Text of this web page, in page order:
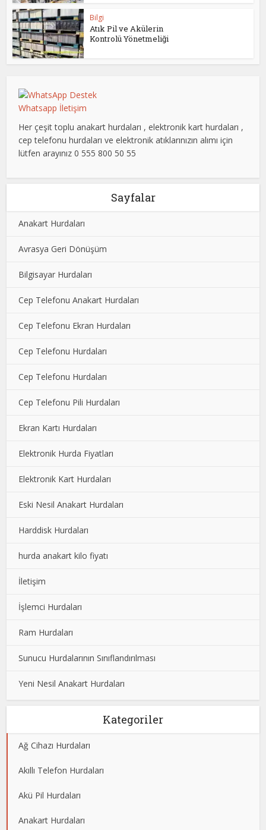
Bilgi
Atık Pil ve Akülerin
Kontrolü Yönetmeliği
Whatsapp İletişim
Her çeşit toplu anakart hurdaları , elektronik kart hurdaları ,
cep telefonu hurdaları ve elektronik atıklarınızın alımı için
lütfen arayınız 0 555 800 50 55
Sayfalar
Anakart Hurdaları
Avrasya Geri Dönüşüm
Bilgisayar Hurdaları
Cep Telefonu Anakart Hurdaları
Cep Telefonu Ekran Hurdaları
Cep Telefonu Hurdaları
Cep Telefonu Hurdaları
Cep Telefonu Pili Hurdaları
Ekran Kartı Hurdaları
Elektronik Hurda Fiyatları
Elektronik Kart Hurdaları
Eski Nesil Anakart Hurdaları
Harddisk Hurdaları
hurda anakart kilo fiyatı
İletişim
İşlemci Hurdaları
Ram Hurdaları
Sunucu Hurdalarının Sınıflandırılması
Yeni Nesil Anakart Hurdaları
Kategoriler
Ağ Cihazı Hurdaları
Akıllı Telefon Hurdaları
Akü Pil Hurdaları
Anakart Hurdaları